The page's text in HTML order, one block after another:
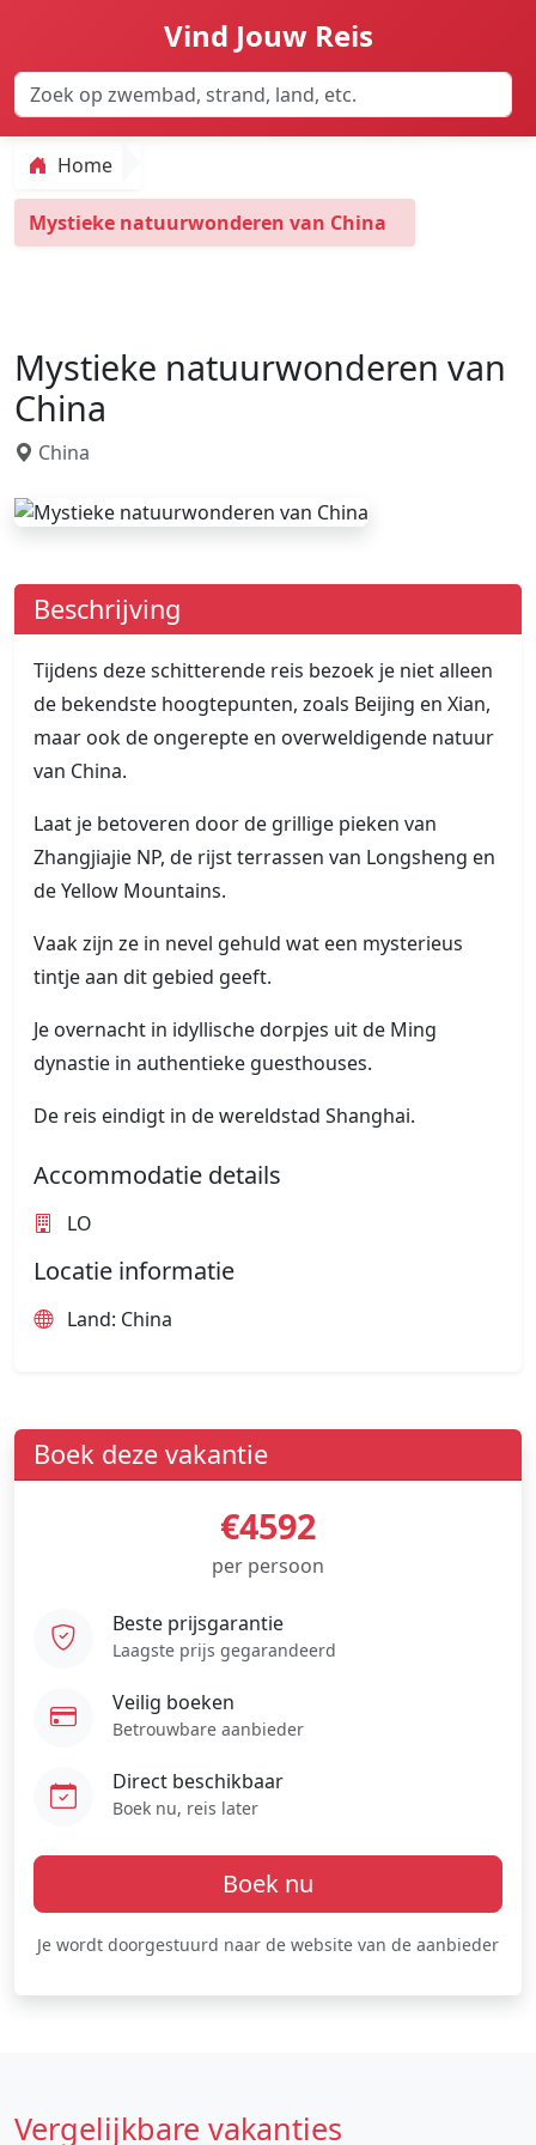
Vind Jouw Reis
Home
Mystieke natuurwonderen van China
Mystieke natuurwonderen van
China
China
Beschrijving
Tijdens deze schitterende reis bezoek je niet alleen
de bekendste hoogtepunten, zoals Beijing en Xian,
maar ook de ongerepte en overweldigende natuur
van China.
Laat je betoveren door de grillige pieken van
Zhangjiajie NP, de rijst terrassen van Longsheng en
de Yellow Mountains.
Vaak zijn ze in nevel gehuld wat een mysterieus
tintje aan dit gebied geeft.
Je overnacht in idyllische dorpjes uit de Ming
dynastie in authentieke guesthouses.
De reis eindigt in de wereldstad Shanghai.
Accommodatie details
LO
Locatie informatie
Land: China
Boek deze vakantie
€4592
per persoon
Beste prijsgarantie
Laagste prijs gegarandeerd
Veilig boeken
Betrouwbare aanbieder
Direct beschikbaar
Boek nu, reis later
Boek nu
Je wordt doorgestuurd naar de website van de aanbieder
Vergelijkbare vakanties